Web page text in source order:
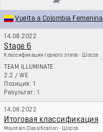
Vuelta a Colombia Femenina
14.08.2022
Stage 6
Классификация горного этапа - Шоссе
TEAM ILLUMINATE
2.2 / WE
1
1
14.08.2022
Итоговая классификация
Mountain Classification - Шоссе